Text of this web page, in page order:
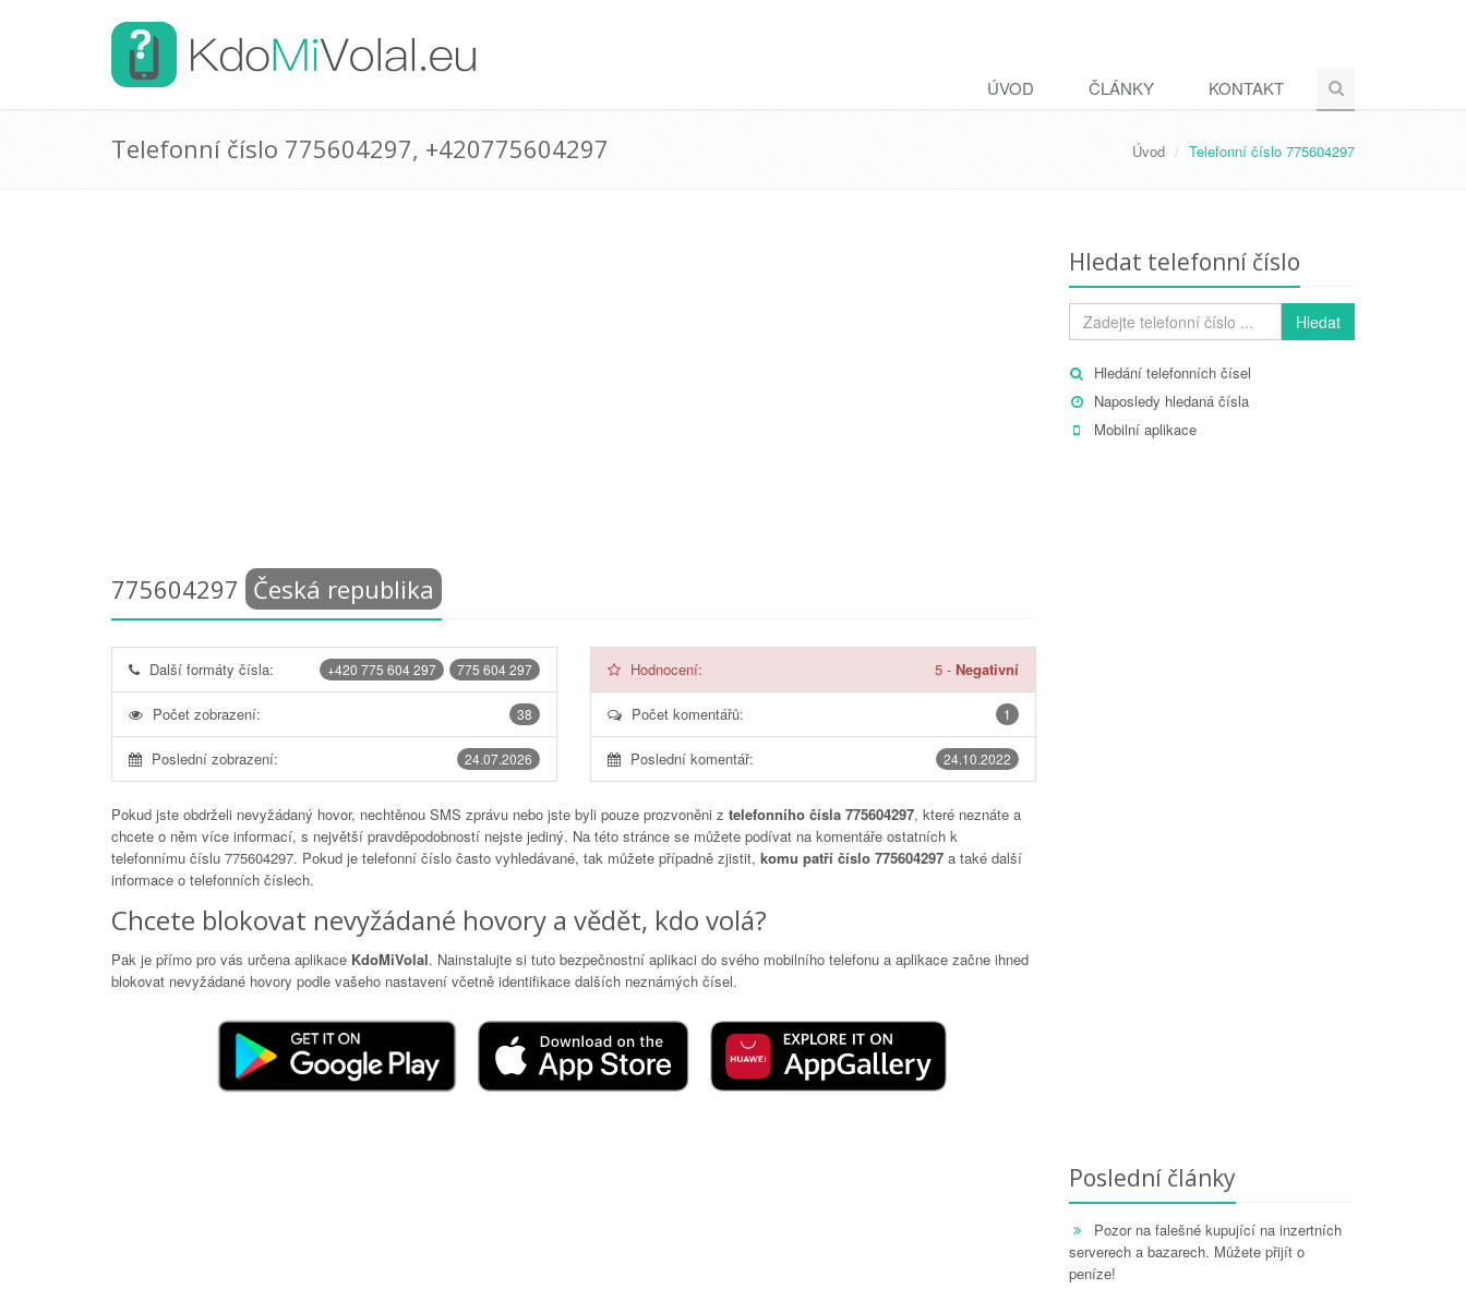
ÚVOD ČLÁNKY KONTAKT
Telefonní číslo 775604297, +420775604297 Úvod Telefonní číslo 775604297
775604297 Česká republika
775 604 297
+420 775 604 297
Další formáty čísla:
38
Počet zobrazení:
24.07.2026
Poslední zobrazení:
Hodnocení: 5- Negativní
1
Počet komentářů:
24.10.2022
Poslední komentář:
Pokud jste obdrželi nevyžádaný hovor, nechtěnou SMS zprávu nebo jste byli pouze prozvoněni z telefonního čísla 775604297, které neznáte a
chcete o něm více informací, s největší pravděpodobností nejste jediný. Na této stránce se můžete podívat na komentáře ostatních k
telefonnímu číslu 775604297. Pokud je telefonní číslo často vyhledávané, tak můžete případně zjistit, komu patří číslo 775604297 a také další
informace o telefonních číslech.
Chcete blokovat nevyžádané hovory a vědět, kdo volá?
Pak je přímo pro vás určena aplikace KdoMiVolal. Nainstalujte si tuto bezpečnostní aplikaci do svého mobilního telefonu a aplikace začne ihned
blokovat nevyžádané hovory podle vašeho nastavení včetně identifikace dalších neznámých čísel.
Hledat telefonní číslo
Hledat
Hledání telefonních čísel
Naposledy hledaná čísla
Mobilní aplikace
Poslední články
Pozor na falešné kupující na inzertních
serverech a bazarech. Můžete přijít o
peníze!